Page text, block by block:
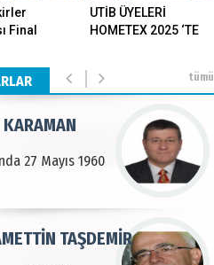
Final
UTİB ÜYELERİ
HOMETEX 2025 ‘TE
tümü
27 Mayıs 1960
TAŞDEMİR